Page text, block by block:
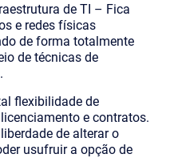
de TI – Fica
e redes físicas
de forma totalmente
de técnicas de
flexibilidade de
e contratos.
de alterar o
usufruir a opção de